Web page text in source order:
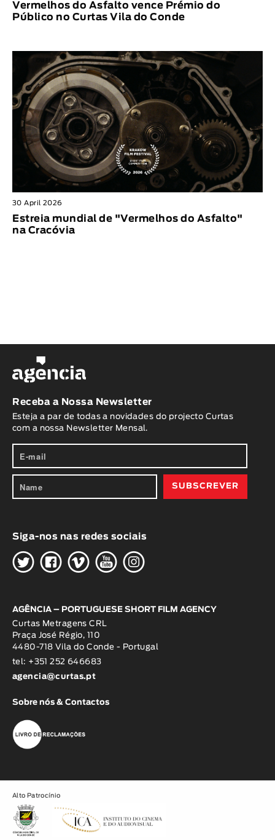
Vermelhos do Asfalto vence Prémio do
Público no Curtas Vila do Conde
30 April 2026
Estreia mundial de "Vermelhos do Asfalto"
na Cracóvia
Receba a Nossa Newsletter
Esteja a par de todas a novidades do projecto Curtas
com a nossa Newsletter Mensal.
Siga-nos nas redes sociais
HGWOK
AGÊNCIA – PORTUGUESE SHORT FILM AGENCY
Curtas Metragens CRL
Praça José Régio, 110
4480-718 Vila do Conde - Portugal
tel: +351 252 646683
agencia@curtas.pt
Sobre nós & Contactos
Alto Patrocínio